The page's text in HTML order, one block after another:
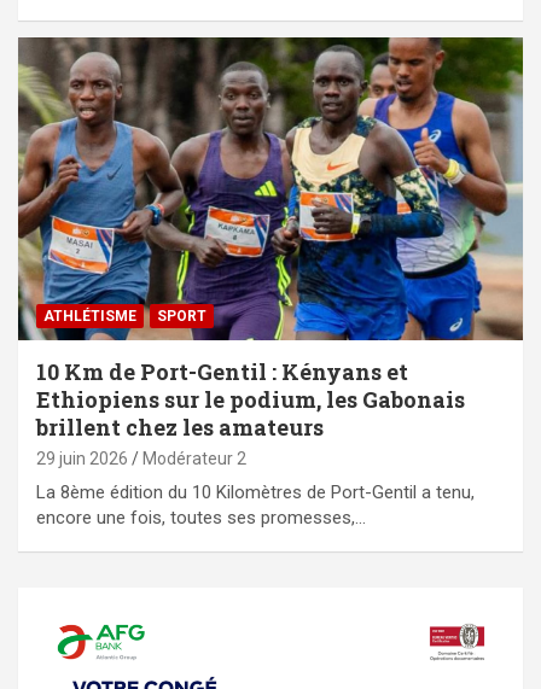
ATHLÉTISME SPORT
10 Km de Port-Gentil : Kényans et
Ethiopiens sur le podium, les Gabonais
brillent chez les amateurs
29 juin 2026 Modérateur 2
‎La 8ème édition du 10 Kilomètres de Port-Gentil a tenu,
encore une fois, toutes ses promesses,…